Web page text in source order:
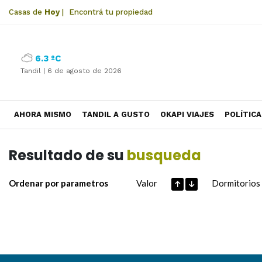
Casas de Hoy| Encontrá tu propiedad
6.3 ºC
Tandil | 6 de agosto de 2026
AHORA MISMO TANDIL A GUSTO OKAPI VIAJES POLÍTICA
Resultado de su busqueda
Ordenar por parametros Valor Dormitorios